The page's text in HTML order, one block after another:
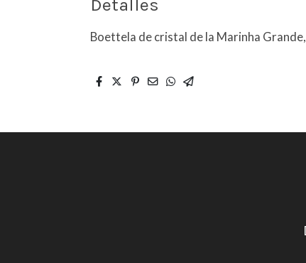
Detalles
Boettela de cristal de la Marinha